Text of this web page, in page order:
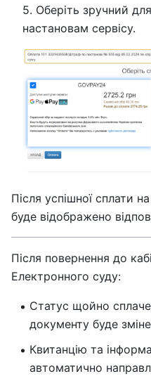
5. Оберіть зручний
настановам сервісу.
Після успішної сплати
буде відображено
Після повернення до
Електронного суду:
Статус щойно
документу буде
Квитанцію та
автоматично